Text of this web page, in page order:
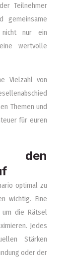
Teilnehmer
gemeinsame
nicht nur ein
wertvolle
Vielzahl von
Themen und
für euren
den
optimal zu
wichtig. Eine
um die Rätsel
Jedes
Stärken
oder der